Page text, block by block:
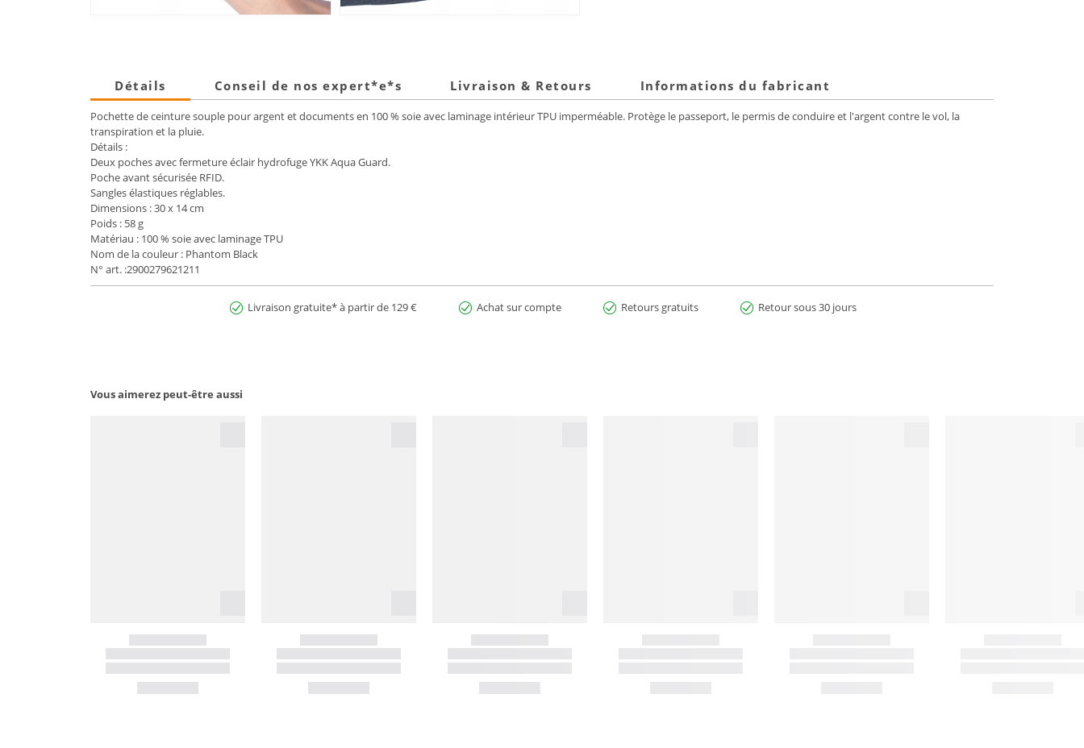
Détails Conseil de nos expert*e*s Livraison & Retours Informations du fabricant
Pochette de ceinture souple pour argent et documents en 100 % soie avec laminage intérieur TPU imperméable. Protège le passeport, le permis de conduire et l'argent contre le vol, la
transpiration et la pluie.
Détails :
Deux poches avec fermeture éclair hydrofuge YKK Aqua Guard.
Poche avant sécurisée RFID.
Sangles élastiques réglables.
Dimensions : 30 x 14 cm
Poids : 58 g
Matériau : 100 % soie avec laminage TPU
Nom de la couleur : Phantom Black
N° art. :2900279621211
Livraison gratuite* à partir de 129 € Achat sur compte Retours gratuits Retour sous 30 jours
Vous aimerez peut-être aussi